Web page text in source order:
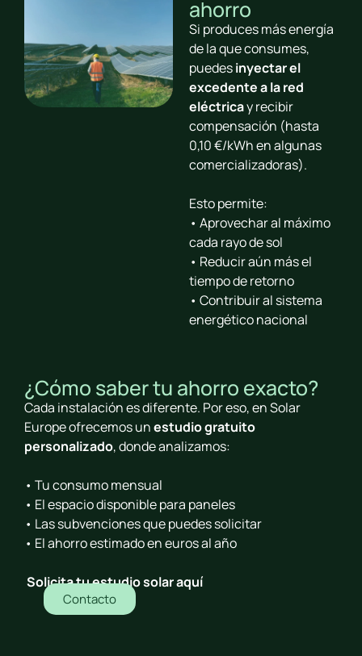
ahorro
Si produces más energía
de la que consumes,
puedesinyectar el
excedente a la red
eléctricay recibir
compensación (hasta
0,10 €/kWh en algunas
comercializadoras).
Esto permite:
• Aprovechar al máximo
cada rayo de sol
• Reducir aún más el
tiempo de retorno
• Contribuir al sistema
energético nacional
¿Cómo saber tu ahorro exacto?
Cada instalación es diferente. Por eso, en Solar
Europe ofrecemos unestudio gratuito
personalizado, donde analizamos:
• Tu consumo mensual
• El espacio disponible para paneles
• Las subvenciones que puedes solicitar
• El ahorro estimado en euros al año
Solicita tu estudio solar aquí
Contacto